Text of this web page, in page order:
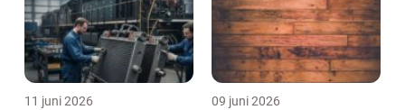
11 juni 2026 09 juni 2026